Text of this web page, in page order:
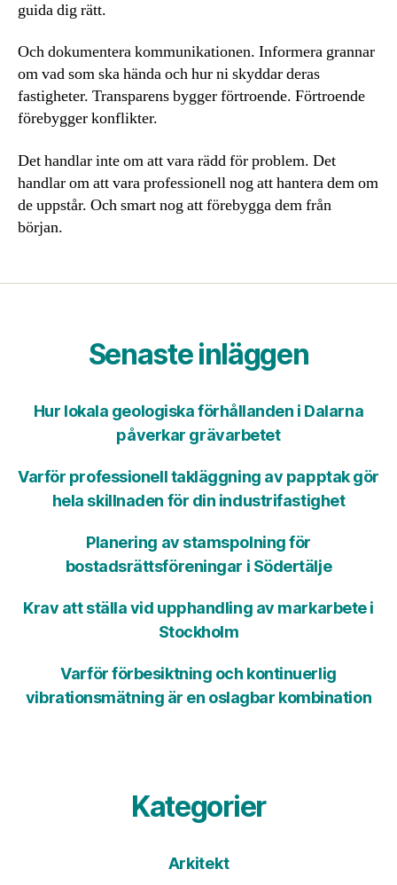
guida dig rätt.
Och dokumentera kommunikationen. Informera grannar
om vad som ska hända och hur ni skyddar deras
fastigheter. Transparens bygger förtroende. Förtroende
förebygger konflikter.
Det handlar inte om att vara rädd för problem. Det
handlar om att vara professionell nog att hantera dem om
de uppstår. Och smart nog att förebygga dem från
början.
Senaste inläggen
Hur lokala geologiska förhållanden i Dalarna
påverkar grävarbetet
Varför professionell takläggning av papptak gör
hela skillnaden för din industrifastighet
Planering av stamspolning för
bostadsrättsföreningar i Södertälje
Krav att ställa vid upphandling av markarbete i
Stockholm
Varför förbesiktning och kontinuerlig
vibrationsmätning är en oslagbar kombination
Kategorier
Arkitekt